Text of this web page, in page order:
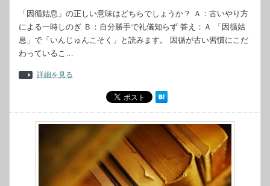
「因循姑息」の正しい意味はどちらでしょうか？ Ａ：古いやり方
による一時しのぎ Ｂ：自分勝手で礼儀知らず 答え：Ａ 「因循姑
息」で「いんじゅんこそく」と読みます。 因循が古い習慣にこだ
わっているこ…
詳細を見る